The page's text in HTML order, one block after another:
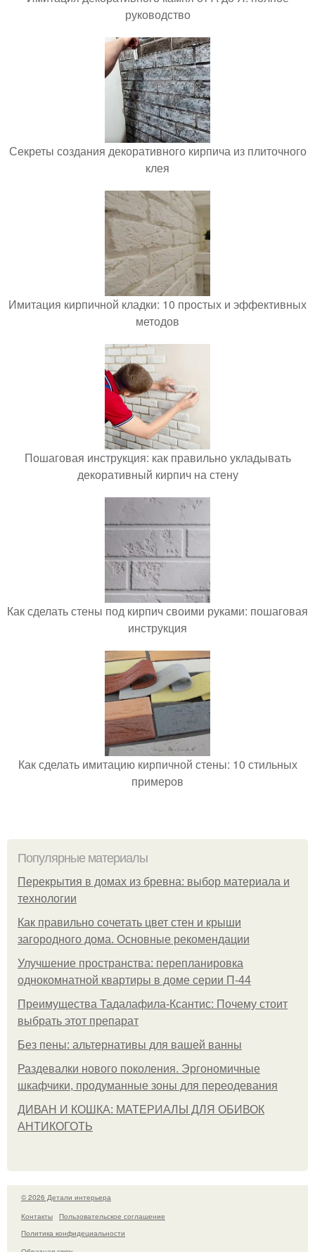
руководство
Секреты создания декоративного кирпича из плиточного
клея
Имитация кирпичной кладки: 10 простых и эффективных
методов
Пошаговая инструкция: как правильно укладывать
декоративный кирпич на стену
Как сделать стены под кирпич своими руками: пошаговая
инструкция
Как сделать имитацию кирпичной стены: 10 стильных
примеров
Популярные материалы
Перекрытия в домах из бревна: выбор материала и
технологии
Как правильно сочетать цвет стен и крыши
загородного дома. Основные рекомендации
Улучшение пространства: перепланировка
однокомнатной квартиры в доме серии П-44
Преимущества Тадалафила-Ксантис: Почему стоит
выбрать этот препарат
Без пены: альтернативы для вашей ванны
Раздевалки нового поколения. Эргономичные
шкафчики, продуманные зоны для переодевания
ДИВАН И КОШКА: МАТЕРИАЛЫ ДЛЯ ОБИВОК
АНТИКОГОТЬ
© 2026 Детали интерьера
Контакты
Пользовательское соглашение
Политика конфидециальности